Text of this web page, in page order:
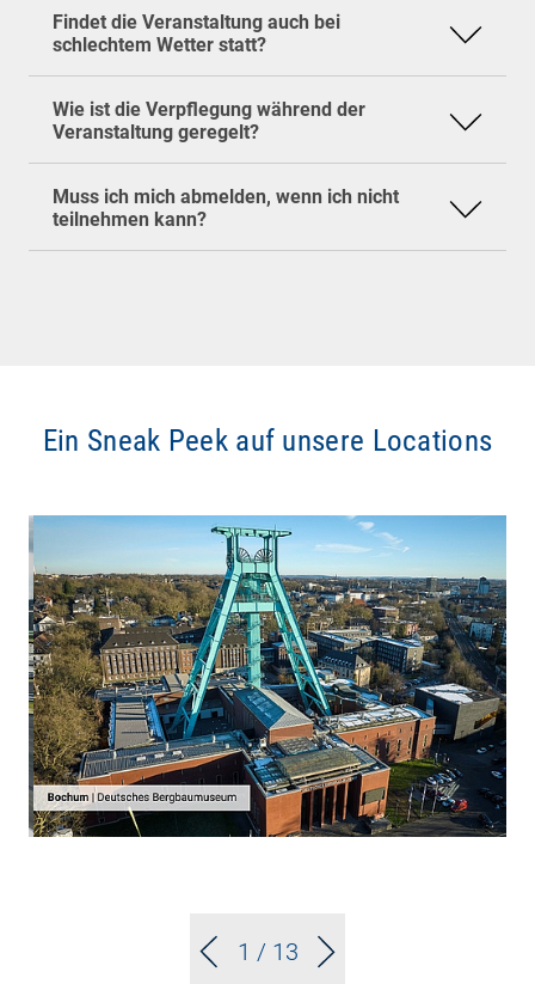
Findet die Veranstaltung auch bei
schlechtem Wetter statt?
statt.
Wie ist die Verpflegung während der
Veranstaltung geregelt?
Kaffeepausen
gemeinsames
Mittagessen.
gemeinsames Dinnerfür dich bereit.
Muss ich mich abmelden, wenn ich nicht
teilnehmen kann?
Da die Plätze bei unseren Veranstaltungen
Absage so früh wie möglich unter
eventmanagement(at)baramundi.com
noch teilnehmen möchte.
Ein Sneak Peek auf unsere Locations
1 / 13